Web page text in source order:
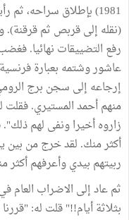
1981) بإطلاق سراحه،
(نقله إلى قربص ثم قرقنة).
رفع التضييقات نهائيا.
عاشور وشتمه بعبارة
إرجاعه إلى سجن برج
منهم أحمد المستيري. فقلت
زاروه أخيرا ونفى لهم
أكثر منك. لقد خرج من بين
ربيتهم بيدي وأعرفهم أكثر
بثلاثة أيام!!" قلت له: